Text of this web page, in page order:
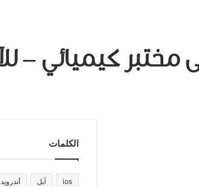
الكلمات
ios آبل أندرويد